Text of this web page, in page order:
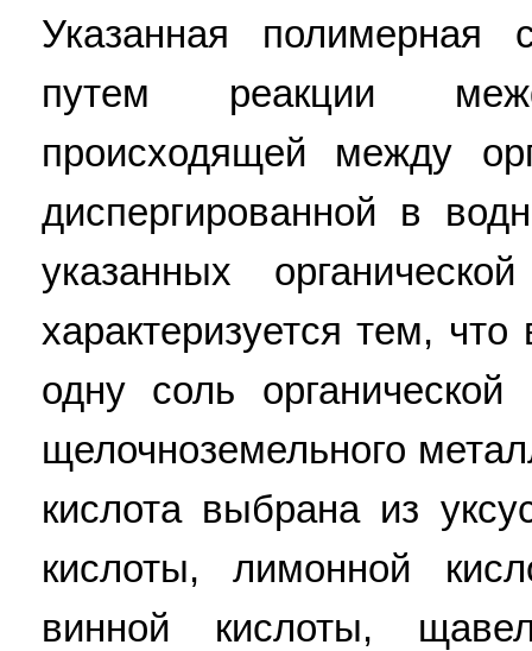
Указанная полимерная
путем реакции
происходящей между
диспергированной в
указанных
характеризуется тем,
одну соль
щелочноземельного
кислота выбрана из
кислоты, лимонной
винной кислоты,